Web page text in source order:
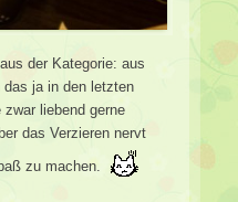
der Kategorie: aus
ja in den letzten
liebend gerne
das Verzieren nervt
zu machen.